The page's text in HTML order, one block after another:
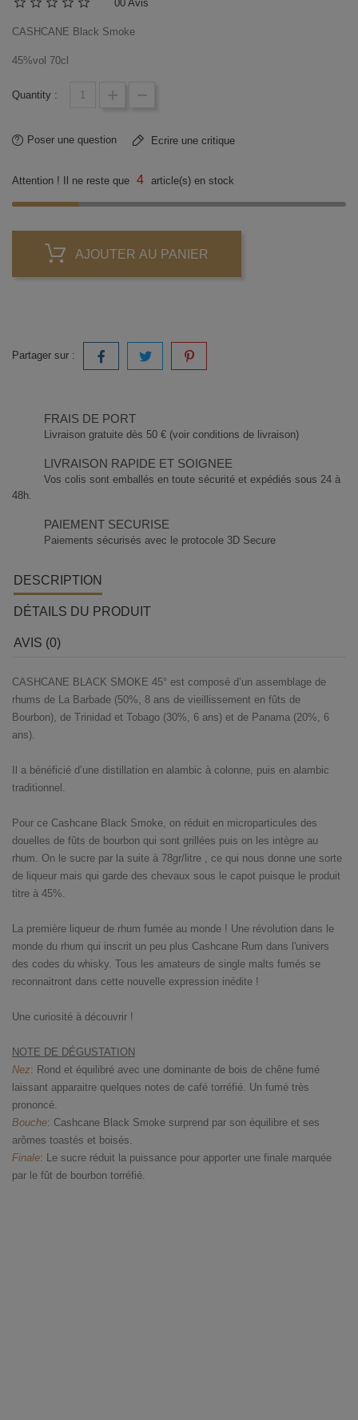
00 Avis
CASHCANE Black Smoke
45%vol 70cl
Quantity :
Poser une question Ecrire une critique
Attention ! Il ne reste que 4 article(s) en stock
AJOUTER AU PANIER
Partager sur :
FRAIS DE PORT
Livraison gratuite dès 50 € (voir conditions de livraison)
LIVRAISON RAPIDE ET SOIGNEE
Vos colis sont emballés en toute sécurité et expédiés sous 24 à
48h.
PAIEMENT SECURISE
Paiements sécurisés avec le protocole 3D Secure
DESCRIPTION
DÉTAILS DU PRODUIT
AVIS (0)
CASHCANE BLACK SMOKE 45° est composé d’un assemblage de
rhums de La Barbade (50%, 8 ans de vieillissement en fûts de
Bourbon), de Trinidad et Tobago (30%, 6 ans) et de Panama (20%, 6
ans).
Il a bénéficié d’une distillation en alambic à colonne, puis en alambic
traditionnel.
Pour ce Cashcane Black Smoke, on réduit en microparticules des
douelles de fûts de bourbon qui sont grillées puis on les intègre au
rhum. On le sucre par la suite à 78gr/litre , ce qui nous donne une sorte
de liqueur mais qui garde des chevaux sous le capot puisque le produit
titre à 45%.
La première liqueur de rhum fumée au monde ! Une révolution dans le
monde du rhum qui inscrit un peu plus Cashcane Rum dans l'univers
des codes du whisky. Tous les amateurs de single malts fumés se
reconnaitront dans cette nouvelle expression inédite !
​Une curiosité à découvrir !
NOTE DE DÉGUSTATION
Nez: Rond et équilibré avec une dominante de bois de chêne fumé
laissant apparaitre quelques notes de café torréfié. Un fumé très
prononcé.
Bouche: Cashcane Black Smoke surprend par son équilibre et ses
arômes toastés et boisés.
Finale: Le sucre réduit la puissance pour apporter une finale marquée
par le fût de bourbon torréfié.